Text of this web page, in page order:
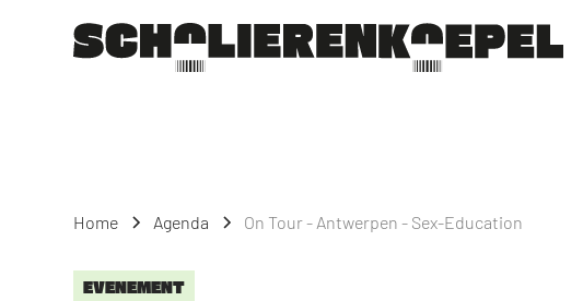
Home Agenda On Tour - Antwerpen - Sex-Education
EVENEMENT